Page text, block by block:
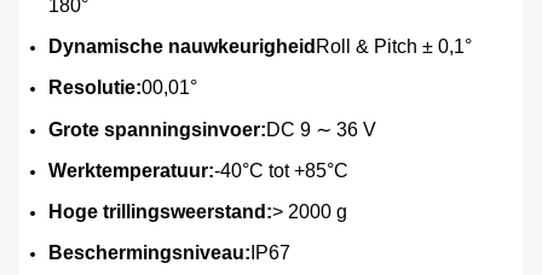
180°
Dynamische nauwkeurigheid Roll & Pitch ± 0,1°
Resolutie:00,01°
Grote spanningsinvoer:DC 9 ∼ 36 V
Werktemperatuur:-40°C tot +85°C
Hoge trillingsweerstand:> 2000 g
Beschermingsniveau: IP67